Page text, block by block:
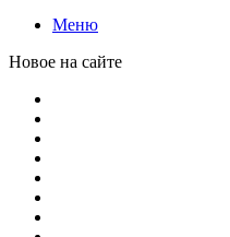
Меню
Новое на сайте